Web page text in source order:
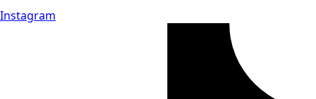
Instagram